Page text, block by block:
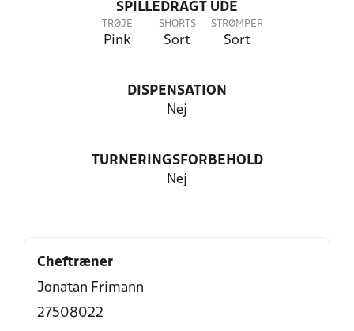
SPILLEDRAGT UDE
TRØJE
Pink
SHORTS
Sort
STRØMPER
Sort
DISPENSATION
Nej
TURNERINGSFORBEHOLD
Nej
Cheftræner
Jonatan Frimann
27508022